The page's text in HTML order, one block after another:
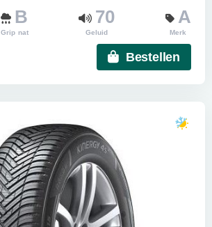
B
Grip nat
70
Geluid
A
Merk
Bestellen